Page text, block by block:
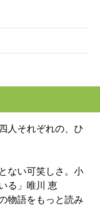
人それぞれの、ひ
ない可笑しさ。小
る」唯川 恵
物語をもっと読み